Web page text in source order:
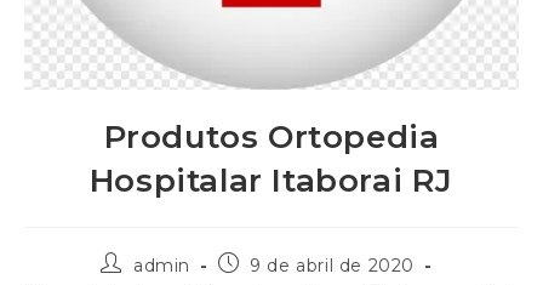
Produtos Ortopedia
Hospitalar Itaborai RJ
admin
9 de abril de 2020